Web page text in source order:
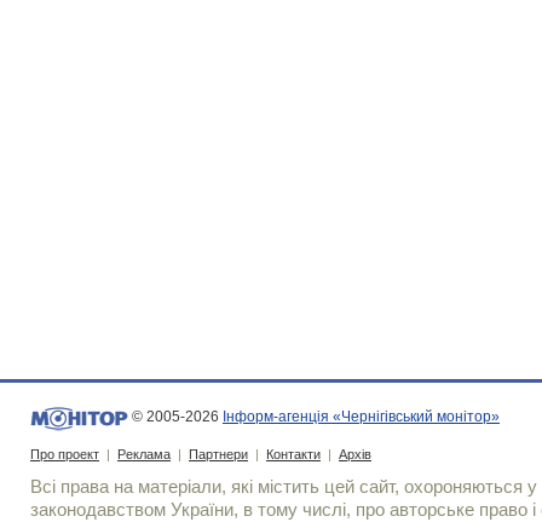
© 2005-2026 Інформ-агенція «Чернігівський монітор»
Про проект | Реклама | Партнери | Контакти | Архів
Всі права на матеріали, які містить цей сайт, охороняються у
законодавством України, в тому числі, про авторське право і